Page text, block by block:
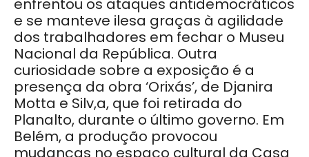
enfrentou os ataques antidemocráticos
e se manteve ilesa graças à agilidade
dos trabalhadores em fechar o Museu
Nacional da República. Outra
curiosidade sobre a exposição é a
presença da obra ‘Orixás’, de Djanira
Motta e Silv,a, que foi retirada do
Planalto, durante o último governo. Em
Belém, a produção provocou
mudanças no espaço cultural da Casa